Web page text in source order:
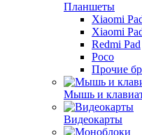
Планшеты
Xiaomi
Xiaomi
Redmi Pad
Poco
Прочие
Мышь и
Видеокарты